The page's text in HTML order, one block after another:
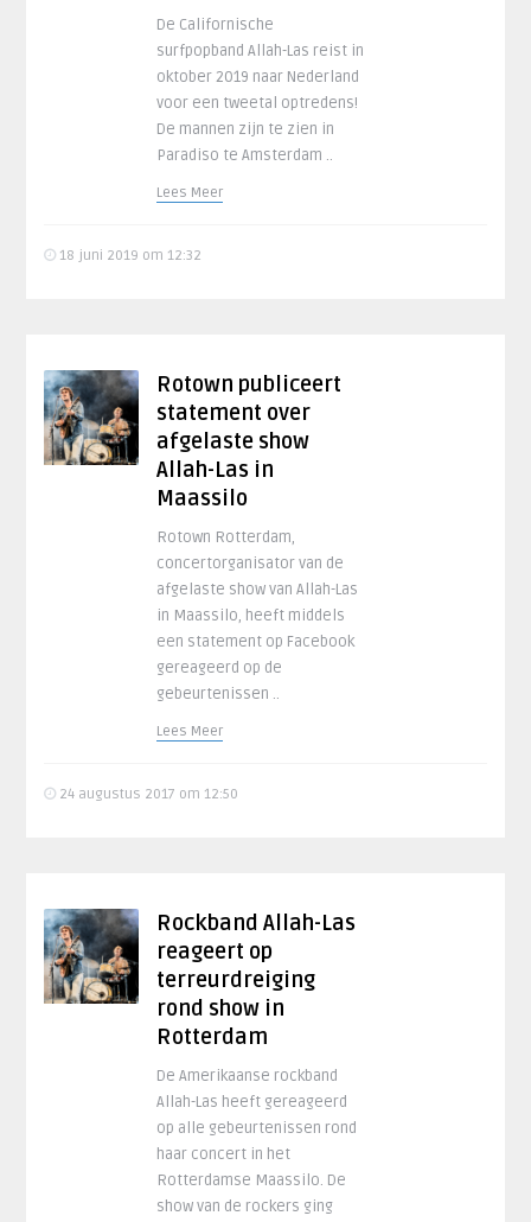
De Californische
surfpopband Allah-Las reist in
oktober 2019 naar Nederland
voor een tweetal optredens!
De mannen zijn te zien in
Paradiso te Amsterdam ..
Lees Meer
18 juni 2019 om 12:32
Rotown publiceert
statement over
afgelaste show
Allah-Las in
Maassilo
Rotown Rotterdam,
concertorganisator van de
afgelaste show van Allah-Las
in Maassilo, heeft middels
een statement op Facebook
gereageerd op de
gebeurtenissen ..
Lees Meer
24 augustus 2017 om 12:50
Rockband Allah-Las
reageert op
terreurdreiging
rond show in
Rotterdam
De Amerikaanse rockband
Allah-Las heeft gereageerd
op alle gebeurtenissen rond
haar concert in het
Rotterdamse Maassilo. De
show van de rockers ging